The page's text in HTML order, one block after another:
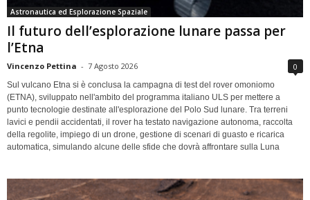
Astronautica ed Esplorazione Spaziale
Il futuro dell’esplorazione lunare passa per
l’Etna
Vincenzo Pettina - 7 Agosto 2026 0
Sul vulcano Etna si è conclusa la campagna di test del rover omoniomo
(ETNA), sviluppato nell'ambito del programma italiano ULS per mettere a
punto tecnologie destinate all'esplorazione del Polo Sud lunare. Tra terreni
lavici e pendii accidentati, il rover ha testato navigazione autonoma, raccolta
della regolite, impiego di un drone, gestione di scenari di guasto e ricarica
automatica, simulando alcune delle sfide che dovrà affrontare sulla Luna